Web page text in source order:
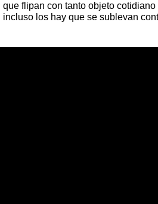
que flipan con tanto objeto
incluso los hay que se sublevan